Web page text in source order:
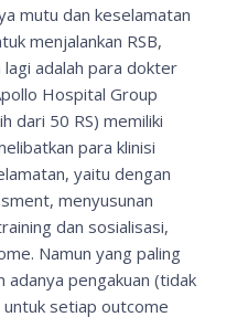
mutu dan keselamatan
menjalankan RSB,
adalah para dokter
Hospital Group
dari 50 RS) memiliki
para klinisi
yaitu dengan
menyusunan
dan sosialisasi,
Namun yang paling
pengakuan (tidak
setiap outcome